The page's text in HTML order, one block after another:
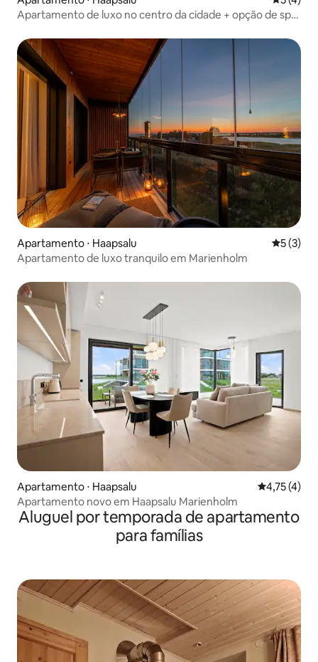
Apartamento de luxo no centro da cidade + opção de spa
Apartamento ⋅ Haapsalu 5 de
5 (3)
Apartamento de luxo tranquilo em Marienholm
Apartamento ⋅ Haapsalu 4,75 de
4,75 (4)
Apartamento novo em Haapsalu Marienholm
Aluguel por temporada de apartamento
para famílias